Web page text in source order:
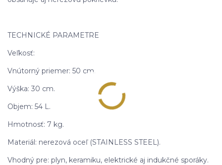
TECHNICKÉ PARAMETRE
Veľkosť:
Vnútorný priemer: 50 cm.
Výška: 30 cm.
Objem: 54 L.
Hmotnosť: 7 kg.
Materiál: nerezová oceľ (STAINLESS STEEL).
Vhodný pre: plyn, keramiku, elektrické aj indukčné sporáky.